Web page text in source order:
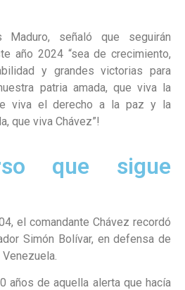
Maduro, señaló que seguirán
año 2024 “sea de crecimiento,
y grandes victorias para
patria amada, que viva la
viva el derecho a la paz y la
que viva Chávez”!
que sigue
el comandante Chávez recordó
Simón Bolívar, en defensa de
años de aquella alerta que hacía